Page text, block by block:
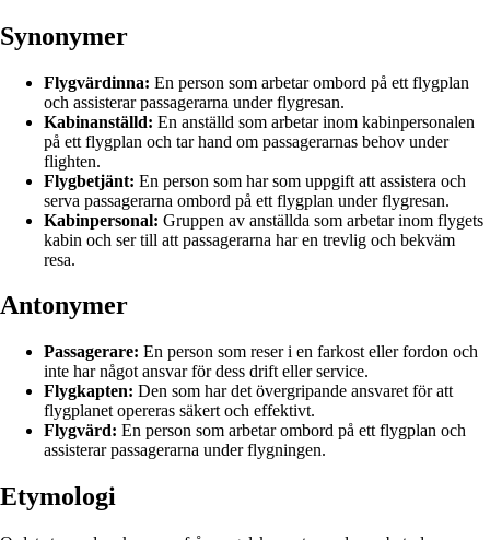
Synonymer
Flygvärdinna: En person som arbetar ombord på ett flygplan
och assisterar passagerarna under flygresan.
Kabinanställd: En anställd som arbetar inom kabinpersonalen
på ett flygplan och tar hand om passagerarnas behov under
flighten.
Flygbetjänt: En person som har som uppgift att assistera och
serva passagerarna ombord på ett flygplan under flygresan.
Kabinpersonal: Gruppen av anställda som arbetar inom flygets
kabin och ser till att passagerarna har en trevlig och bekväm
resa.
Antonymer
Passagerare: En person som reser i en farkost eller fordon och
inte har något ansvar för dess drift eller service.
Flygkapten: Den som har det övergripande ansvaret för att
flygplanet opereras säkert och effektivt.
Flygvärd: En person som arbetar ombord på ett flygplan och
assisterar passagerarna under flygningen.
Etymologi